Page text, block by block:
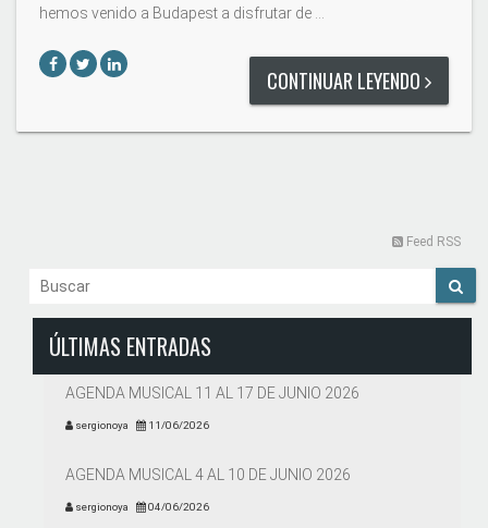
hemos venido a Budapest a disfrutar de …
CONTINUAR LEYENDO
Feed RSS
ÚLTIMAS ENTRADAS
AGENDA MUSICAL 11 AL 17 DE JUNIO 2026
sergionoya 11/06/2026
AGENDA MUSICAL 4 AL 10 DE JUNIO 2026
sergionoya 04/06/2026